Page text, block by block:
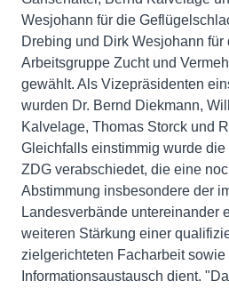
Wesjohann für die
Drebing und Dirk Wesjohann für
Arbeitsgruppe Zucht und
gewählt. Als Vizepräsidenten
wurden Dr. Bernd Diekmann,
Kalvelage, Thomas Storck und
Gleichfalls einstimmig wurde
ZDG verabschiedet, die eine
Abstimmung insbesondere der
Landesverbände untereinander
weiteren Stärkung einer
zielgerichteten Facharbeit sowie
Informationsaustausch dient.